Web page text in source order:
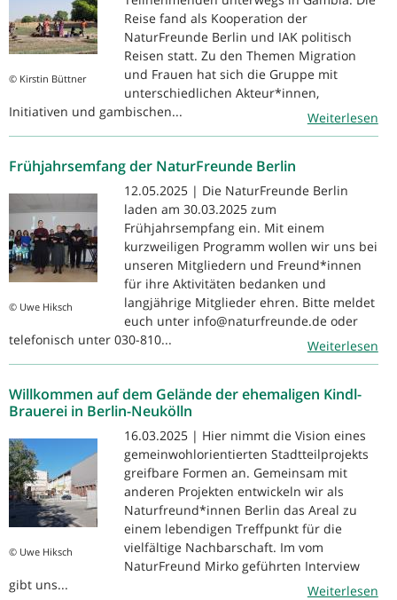
© Kirstin Büttner
Reise fand als Kooperation der
NaturFreunde Berlin und IAK politisch
Reisen statt. Zu den Themen Migration
und Frauen hat sich die Gruppe mit
unterschiedlichen Akteur*innen,
Initiativen und gambischen...
Weiterlesen
Frühjahrsemfang der NaturFreunde Berlin
© Uwe Hiksch
12.05.2025 | Die NaturFreunde Berlin
laden am 30.03.2025 zum
Frühjahrsempfang ein. Mit einem
kurzweiligen Programm wollen wir uns bei
unseren Mitgliedern und Freund*innen
für ihre Aktivitäten bedanken und
langjährige Mitglieder ehren. Bitte meldet
euch unter info@naturfreunde.de oder
telefonisch unter 030-810...
Weiterlesen
Willkommen auf dem Gelände der ehemaligen Kindl-
Brauerei in Berlin-Neukölln
© Uwe Hiksch
16.03.2025 | Hier nimmt die Vision eines
gemeinwohlorientierten Stadtteilprojekts
greifbare Formen an. Gemeinsam mit
anderen Projekten entwickeln wir als
Naturfreund*innen Berlin das Areal zu
einem lebendigen Treffpunkt für die
vielfältige Nachbarschaft. Im vom
NaturFreund Mirko geführten Interview
gibt uns...
Weiterlesen